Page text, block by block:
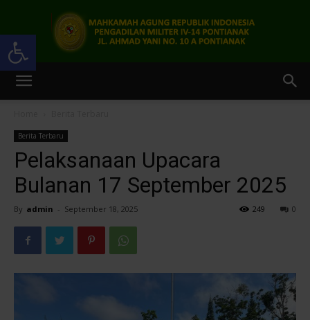
Open toolbar
14
Berita Terbaru
Pelaksanaan Upacara
Bulanan 17 September 2025
By admin - September 18, 2025 0
249